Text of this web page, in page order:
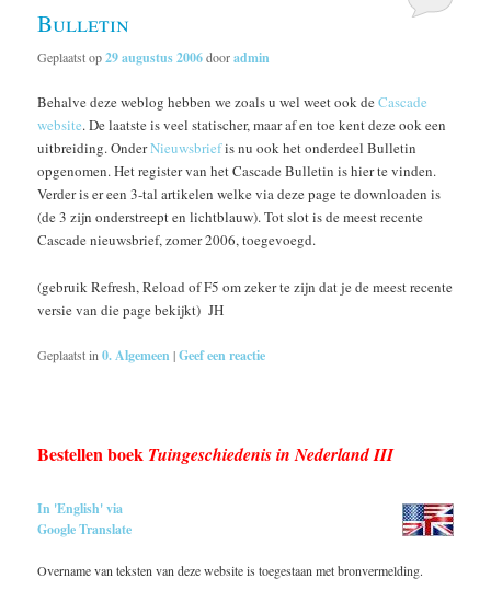
Bulletin
Geplaatst op29 augustus 2006dooradmin
Behalve deze weblog hebben we zoals u wel weet ook deCascade
website. De laatste is veel statischer, maar af en toe kent deze ook een
uitbreiding. OnderNieuwsbriefis nu ook het onderdeel Bulletin
opgenomen. Het register van het Cascade Bulletin is hier te vinden.
Verder is er een 3-tal artikelen welke via deze page te downloaden is
(de 3 zijn onderstreept en lichtblauw). Tot slot is de meest recente
Cascade nieuwsbrief, zomer 2006, toegevoegd.
(gebruik Refresh, Reload of F5 om zeker te zijn dat je de meest recente
versie van die page bekijkt) JH
Geplaatst in 0. Algemeen |Geef een reactie
Bestellen boek Tuingeschiedenis in Nederland III
In 'English' via
Google Translate
Overname van teksten van deze website is toegestaan met bronvermelding.